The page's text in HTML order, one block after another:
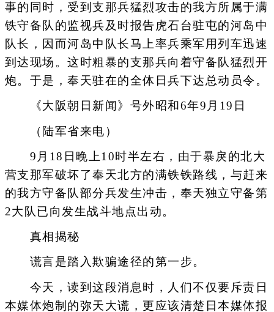
事的同时，受到支那兵猛烈攻击的我方所属于满
铁守备队的监视兵及时报告虎石台驻屯的河岛中
队长，因而河岛中队长马上率兵乘军用列车迅速
到达现场。这时粗暴的支那兵向着守备队猛烈开
炮。于是，奉天驻在的全体日兵下达总动员令。
《大阪朝日新闻》号外昭和6年9月19日
（陆军省来电）
9月18日晚上10时半左右，由于暴戾的北大
营支那军破坏了奉天北方的满铁铁路线，与赶来
的我方守备队部分兵发生冲击，奉天独立守备第
2大队已向发生战斗地点出动。
真相揭秘
谎言是踏入欺骗途径的第一步。
今天，读到这段消息时，人们不仅要斥责日
本媒体炮制的弥天大谎，更应该清楚日本媒体报